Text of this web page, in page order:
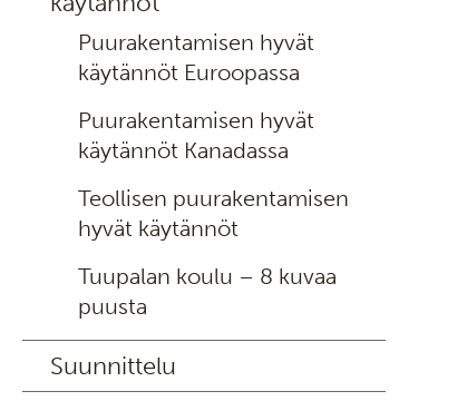
Puurakentamisen hyvät
käytännöt Euroopassa
Puurakentamisen hyvät
käytännöt Kanadassa
Teollisen puurakentamisen
hyvät käytännöt
Tuupalan koulu – 8 kuvaa
puusta
Suunnittelu